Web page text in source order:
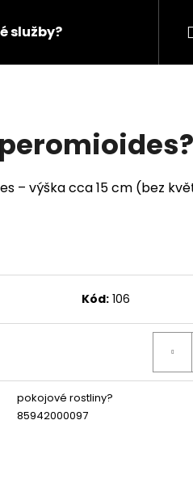
služby?
– výška cca 15 cm (bez
Kód: 106
pokojové rostliny?
85942000097